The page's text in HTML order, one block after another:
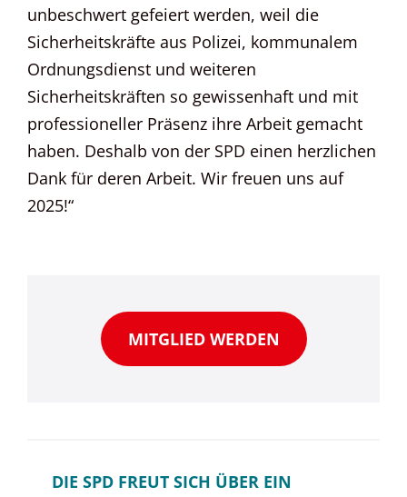
unbeschwert gefeiert werden, weil die
Sicherheitskräfte aus Polizei, kommunalem
Ordnungsdienst und weiteren
Sicherheitskräften so gewissenhaft und mit
professioneller Präsenz ihre Arbeit gemacht
haben. Deshalb von der SPD einen herzlichen
Dank für deren Arbeit. Wir freuen uns auf
2025!“
MITGLIED WERDEN
DIE SPD FREUT SICH ÜBER EIN